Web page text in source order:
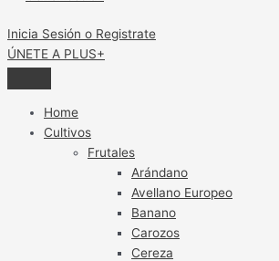
Inicia Sesión o Registrate
ÚNETE A PLUS+
Home
Cultivos
Frutales
Arándano
Avellano Europeo
Banano
Carozos
Cereza